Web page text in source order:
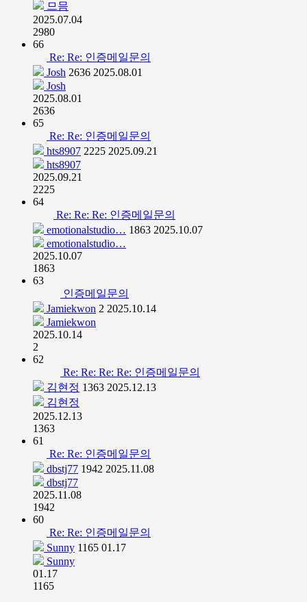
므믐
2025.07.04
2980
66
Re: Re: 인증메일문의
Josh 2636 2025.08.01
Josh
2025.08.01
2636
65
Re: Re: 인증메일문의
hts8907 2225 2025.09.21
hts8907
2025.09.21
2225
64
Re: Re: Re: 인증메일문의
emotionalstudio… 1863 2025.10.07
emotionalstudio…
2025.10.07
1863
63
인증메일문의
Jamiekwon 2 2025.10.14
Jamiekwon
2025.10.14
2
62
Re: Re: Re: Re: 인증메일문의
김현정 1363 2025.12.13
김현정
2025.12.13
1363
61
Re: Re: 인증메일문의
dbstj77 1942 2025.11.08
dbstj77
2025.11.08
1942
60
Re: Re: 인증메일문의
Sunny 1165 01.17
Sunny
01.17
1165